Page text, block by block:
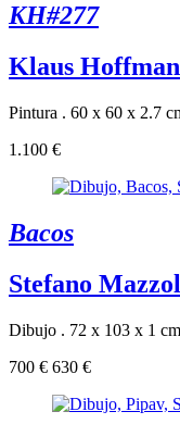
KH#277
Klaus
Pintura . 60 x 60 x 2.7
1.100 €
Bacos
Stefano
Dibujo . 72 x 103 x 1 cm
700 € 630 €